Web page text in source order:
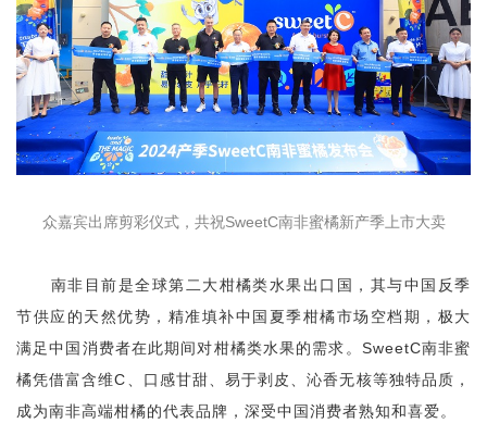
众嘉宾出席剪彩仪式，共祝SweetC南非蜜橘新产季上市大卖
南非目前是全球第二大柑橘类水果出口国，其与中国反季
节供应的天然优势，精准填补中国夏季柑橘市场空档期，极大
满足中国消费者在此期间对柑橘类水果的需求。SweetC南非蜜
橘凭借富含维C、口感甘甜、易于剥皮、沁香无核等独特品质，
成为南非高端柑橘的代表品牌，深受中国消费者熟知和喜爱。